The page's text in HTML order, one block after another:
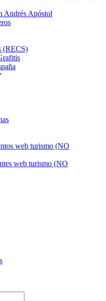
Andrés Apóstol
(RECS)
web turismo (NO
web turismo (NO